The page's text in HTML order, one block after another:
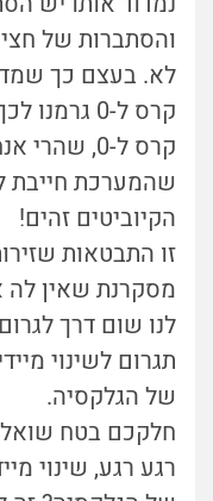
לא. בעצם כך
קרס ל-0
קרס ל-0,
שהמערכת חייבת
הקיוביטים זהים!
זו התבטאות
מסקרנת שאין לה
לנו שום דרך
תגרום לשינוי
של הגלקסיה.
חלקכם בטח
רגע רגע, שינוי